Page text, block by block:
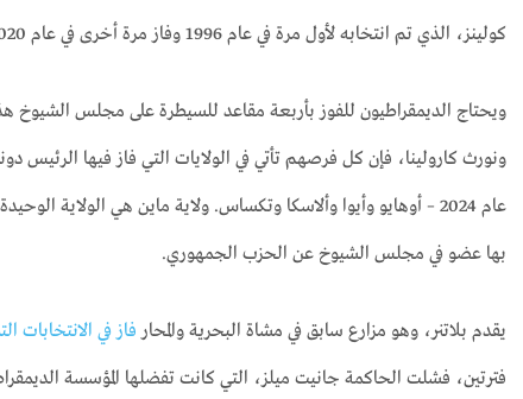
كولينز، الذي تم انتخابه لأول مرة في عام 1996 وفاز مرة أخرى في عام 2020.
ويحتاج الديمقراطيون للفوز بأربعة مقاعد للسيطرة على مجلس الشيوخ
ونورث كارولينا، فإن كل فرصهم تأتي في الولايات التي فاز فيها الرئيس
عام 2024 – أوهايو وأيوا وألاسكا وتكساس. ولاية ماين هي الولاية
بها عضو في مجلس الشيوخ عن الحزب الجمهوري.
يقدم بلاتنر، وهو مزارع سابق في مشاة البحرية والمحار فاز في الانتخابات
فترتين، فشلت الحاكمة جانيت ميلز، التي كانت تفضلها المؤسسة